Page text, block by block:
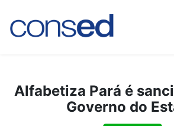
Alfabetiza Pará é
Governo do